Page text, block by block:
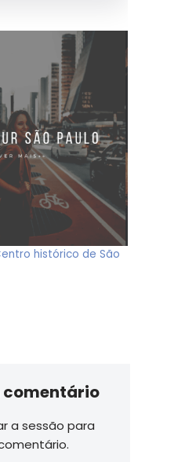
histórico de São
comentário
a sessão para